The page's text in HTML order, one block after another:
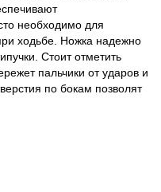
необходимо для
ходьбе. Ножка надежно
Стоит отметить
пальчики от ударов и
по бокам позволят